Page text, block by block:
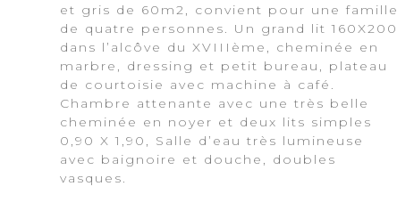
et gris de 60m2, convient pour une famille
de quatre personnes. Un grand lit 160X200
dans l’alcôve du XVIIIème, cheminée en
marbre, dressing et petit bureau, plateau
de courtoisie avec machine à café.
Chambre attenante avec une très belle
cheminée en noyer et deux lits simples
0,90 X 1,90, Salle d’eau très lumineuse
avec baignoire et douche, doubles
vasques.